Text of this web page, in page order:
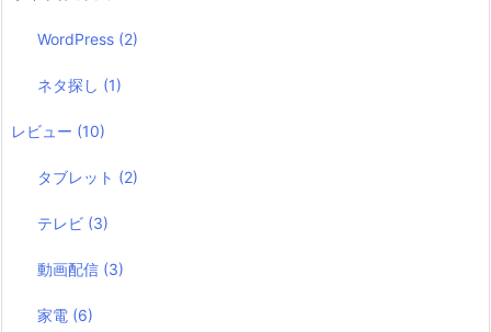
WordPress (2)
ネタ探し (1)
レビュー (10)
タブレット (2)
テレビ (3)
動画配信 (3)
家電 (6)